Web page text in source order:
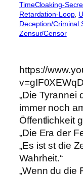
TimeCloaking-
Retardation-Loop,
Deception/Criminal
Zensur/Censor
https://
„Die Tyrannei
immer noch
Öffentlichkeit
„Die Era der
„Es ist st die
Wahrheit.“
„Wenn du die